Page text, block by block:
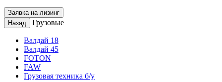
Заявка на лизинг
Назад
Грузовые
Валдай 18
Валдай 45
FOTON
FAW
Грузовая техника б/у